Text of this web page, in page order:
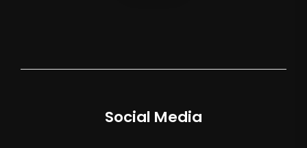
Social Media